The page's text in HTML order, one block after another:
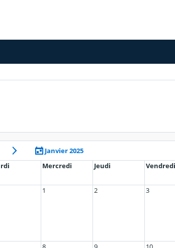
Janvier 2025
Mercredi Jeudi Vendredi
1 2 3